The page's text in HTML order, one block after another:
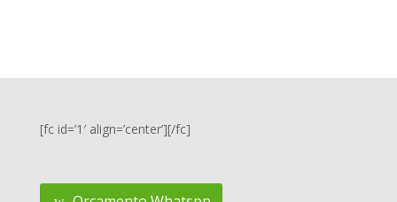
[fc id=’1′ align=’center’][/fc]